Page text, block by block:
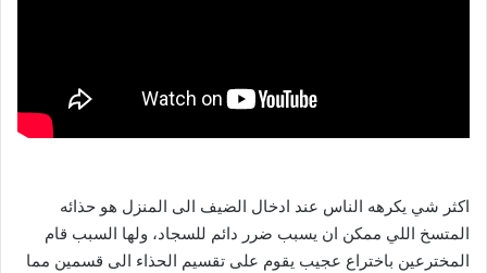
اكثر شي يكرهه الناس عند ادخال الضيف الى المنزل هو حذائه
المتسخ اللي ممكن ان يسبب ضرر دائم للسجاد، ولها السبب قام
المخترعين باختراع عجيب يقوم على تقسيم الحذاء الى قسمين مما